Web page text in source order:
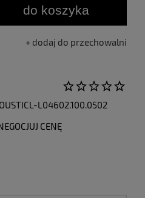
się w
do koszyka
dodaj do przechowalni
L04602.100.0502
CENĘ